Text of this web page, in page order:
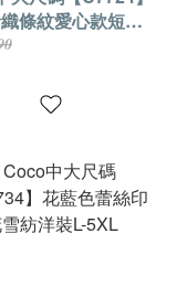
條紋愛心款短袖
裙L-3XL